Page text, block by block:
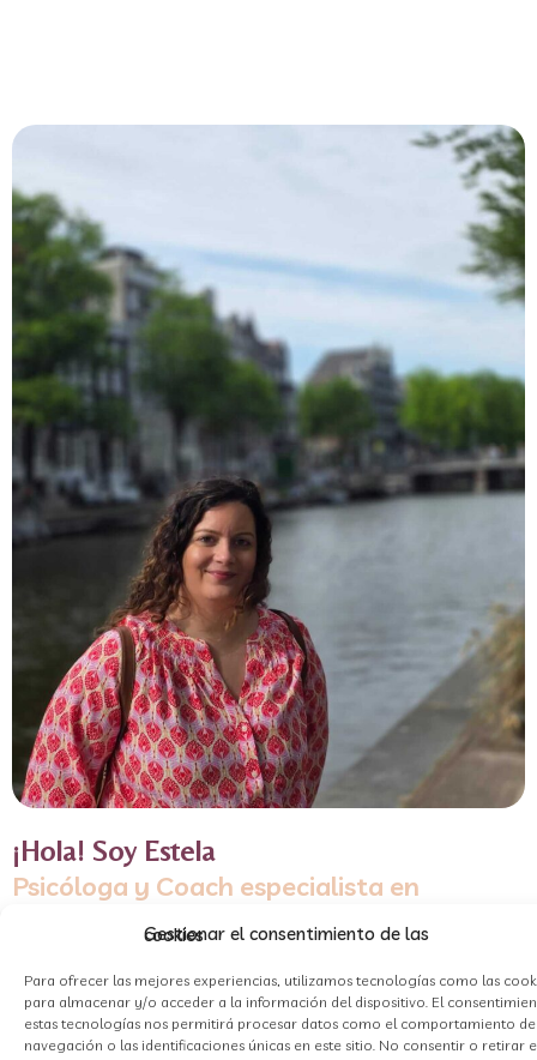
Gestionar el consentimiento de las cookies
Para ofrecer las mejores experiencias, utilizamos tecnologías como las
para almacenar y/o acceder a la información del dispositivo. El
estas tecnologías nos permitirá procesar datos como el comportamiento de
navegación o las identificaciones únicas en este sitio. No consentir o retirar
¡Hola! Soy Estela
Psicóloga y Coach especialista en
migrantes en Países Bajos
Inicié mi aventura de vivir en el extranjero cogiendo un avión
hacía los Países Bajos en el 2015.